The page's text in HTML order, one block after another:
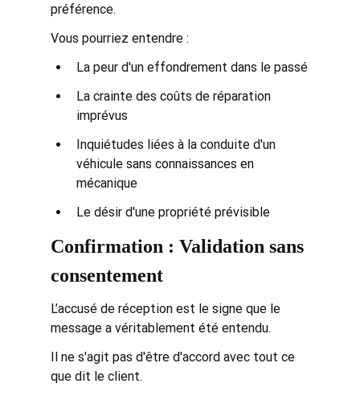
préférence.
Vous pourriez entendre :
La peur d'un effondrement dans le passé
La crainte des coûts de réparation
imprévus
Inquiétudes liées à la conduite d'un
véhicule sans connaissances en
mécanique
Le désir d'une propriété prévisible
Confirmation : Validation sans
consentement
L’accusé de réception est le signe que le
message a véritablement été entendu.
Il ne s'agit pas d'être d'accord avec tout ce
que dit le client.